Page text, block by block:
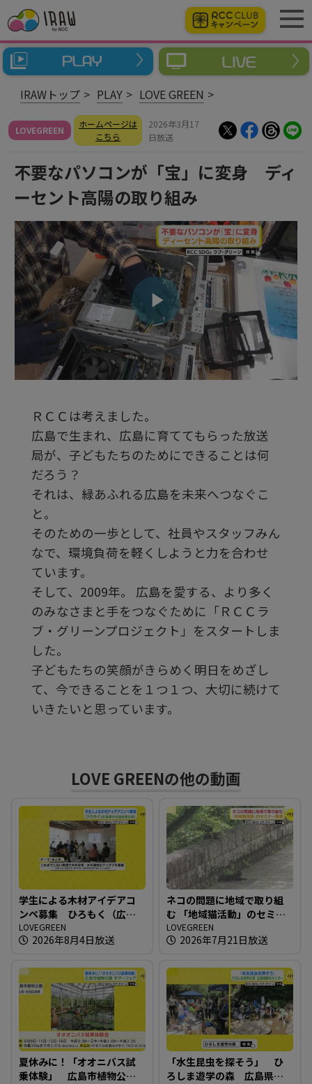
IRAWトップ PLAY LOVE GREEN
LOVEGREEN
ホームページは
こちら
2026年3月17
日放送
不要なパソコンが「宝」に変身 ディ
ーセント高陽の取り組み
ビ
デ
す
る
ＲＣＣは考えました。
広島で生まれ、広島に育ててもらった放送
局が、子どもたちのためにできることは何
だろう？
それは、緑あふれる広島を未来へつなぐこ
と。
そのための一歩として、社員やスタッフみん
なで、環境負荷を軽くしようと力を合わせ
ています。
そして、2009年。 広島を愛する、より多く
のみなさまと手をつなぐために「ＲＣＣラ
ブ・グリーンプロジェクト」をスタートしま
した。
子どもたちの笑顔がきらめく明日をめざし
て、今できることを１つ１つ、大切に続けて
いきたいと思っています。
LOVE GREENの他の動画
学生による木材アイデアコ
ンペ募集 ひろもく（広島
県木材組合連合会）
LOVEGREEN
2026年8月4日放送
ネコの問題に地域で取り組
む 「地域猫活動」のセミナ
ー開催
LOVEGREEN
2026年7月21日放送
夏休みに！「オオニバス試
乗体験」 広島市植物公園
「水生昆虫を探そう」 ひ
ろしま遊学の森 広島県緑